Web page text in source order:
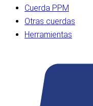
Cuerda PPM
Otras cuerdas
Herramientas